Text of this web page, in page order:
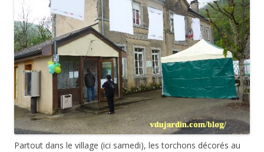
Partout dans le village (ici samedi), les torchons décorés au